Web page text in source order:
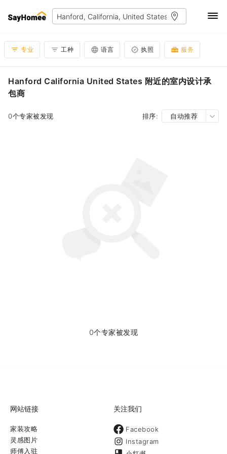
专业 工种 语言 执照 服务
Hanford California United States 附近的室内设计承
包商
0个专家被发现 排序: 自动推荐
0个专家被发现
网站链接
家装攻略
灵感图片
师傅入驻
关注我们
Facebook
Instagram